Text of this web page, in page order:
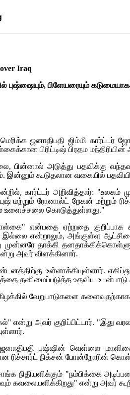
Iraq
புஷ்ஷையும், பிளேயரையும்
ஜனாதிபதி ஜிம்மி கார்ட்டர்
பிரிட்டிஷ் பிரதம
பின்னால் அடுத்து பதவிக்கு
கூடுதலான வகையில்
கார்ட்டர் அறிவித்தார்: "உலகம்
மற்றும் ரோனால்ட் றேகன் மற்றும்
உளைச்சலை கொடுத்துள்ளது."
என்பதை ஏற்றதை குறிப்பாக
இல்லை என்றாலும், அங்குள்ள
முன்னரே தாக்கி
அவர் விளக்கினார்.
உள்ளாக்கியுள்ளார்.
தனிமைப்படுத்த உதவிய உடன்பாடு
வேறுபாடுகளை
என்று அவர் குறிப்பிட்டார். "இது
ஜனாதிபதி புஷ்ஷின் வெள்ளை
ரிச்சார்ட் நிக்சன் போன்றோரின்
நிதியளிக்கும் "நம்பிக்கை
கவலையளிக்கிறது" என்று அவர்